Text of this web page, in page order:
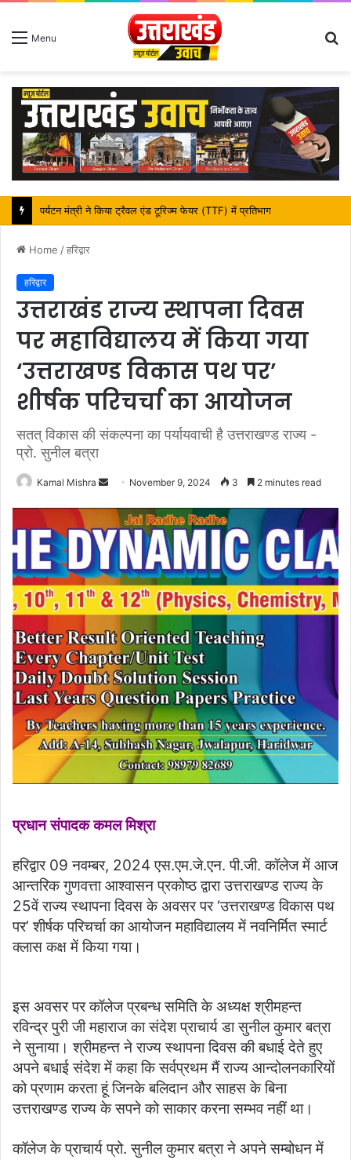
Menu
महापौर शंभू पासवान के जन्मदिवस पर क्षेत्र में विकास की सौगात
Home /हरिद्वार
हरिद्वार
उत्तराखंड राज्य स्थापना दिवस
पर महाविद्यालय में किया गया
‘उत्तराखण्ड विकास पथ पर’
शीर्षक परिचर्चा का आयोजन
सतत् विकास की संकल्पना का पर्यायवाची है उत्तराखण्ड राज्य -
प्रो. सुनील बत्रा
Kamal Mishra
Send
email
November 9, 2024 3 2 minutes read
प्रधान संपादक कमल मिश्रा
हरिद्वार 09 नवम्बर, 2024 एस.एम.जे.एन. पी.जी. कॉलेज में आज
आन्तरिक गुणवत्ता आश्वासन प्रकोष्ठ द्वारा उत्तराखण्ड राज्य के
25वें राज्य स्थापना दिवस के अवसर पर ‘उत्तराखण्ड विकास पथ
पर’ शीर्षक परिचर्चा का आयोजन महाविद्यालय में नवनिर्मित स्मार्ट
क्लास कक्ष में किया गया।
इस अवसर पर कॉलेज प्रबन्ध समिति के अध्यक्ष श्रीमहन्त
रविन्द्र पुरी जी महाराज का संदेश प्राचार्य डा सुनील कुमार बत्रा
ने सुनाया। श्रीमहन्त ने राज्य स्थापना दिवस की बधाई देते हुए
अपने बधाई संदेश में कहा कि सर्वप्रथम मैं राज्य आन्दोलनकारियों
को प्रणाम करता हूं जिनके बलिदान और साहस के बिना
उत्तराखण्ड राज्य के सपने को साकार करना सम्भव नहीं था।
कॉलेज के प्राचार्य प्रो. सुनील कुमार बत्रा ने अपने सम्बोधन में